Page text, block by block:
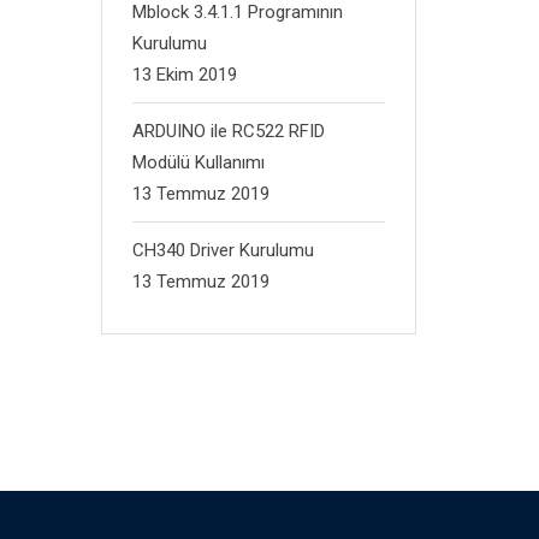
Mblock 3.4.1.1 Programının
Kurulumu
13 Ekim 2019
ARDUINO ile RC522 RFID
Modülü Kullanımı
13 Temmuz 2019
CH340 Driver Kurulumu
13 Temmuz 2019